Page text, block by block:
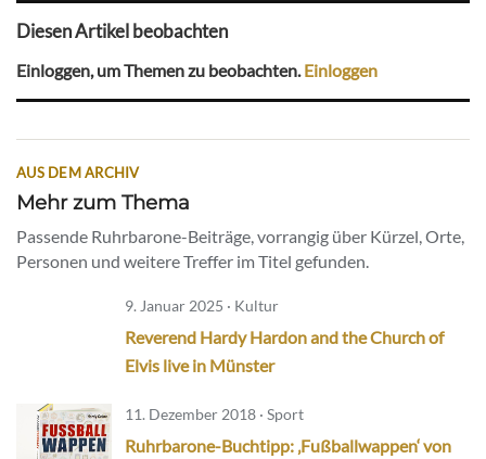
Diesen Artikel beobachten
Einloggen, um Themen zu beobachten. Einloggen
AUS DEM ARCHIV
Mehr zum Thema
Passende Ruhrbarone-Beiträge, vorrangig über Kürzel, Orte,
Personen und weitere Treffer im Titel gefunden.
9. Januar 2025 · Kultur
Reverend Hardy Hardon and the Church of
Elvis live in Münster
11. Dezember 2018 · Sport
Ruhrbarone-Buchtipp: ‚Fußballwappen‘ von